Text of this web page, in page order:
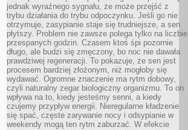
jednak wyraźnego sygnału, że może przejść z
trybu działania do trybu odpoczynku. Jeśli go nie
otrzymuje, zasypianie staje się trudniejsze, a sen
płytszy. Problem nie zawsze polega tylko na liczbie
przespanych godzin. Czasem ktoś śpi pozornie
długo, ale budzi się zmęczony, bo noc nie dawała
prawdziwej regeneracji. To pokazuje, że sen jest
procesem bardziej złożonym, niż mogłoby się
wydawać. Ogromne znaczenie ma rytm dobowy,
czyli naturalny zegar biologiczny organizmu. To on
wpływa na to, kiedy jesteśmy senni, a kiedy
czujemy przypływ energii. Nieregularne kładzenie
się spać, częste zarywanie nocy i odsypianie w
weekendy mogą ten rytm zaburzać. W efekcie